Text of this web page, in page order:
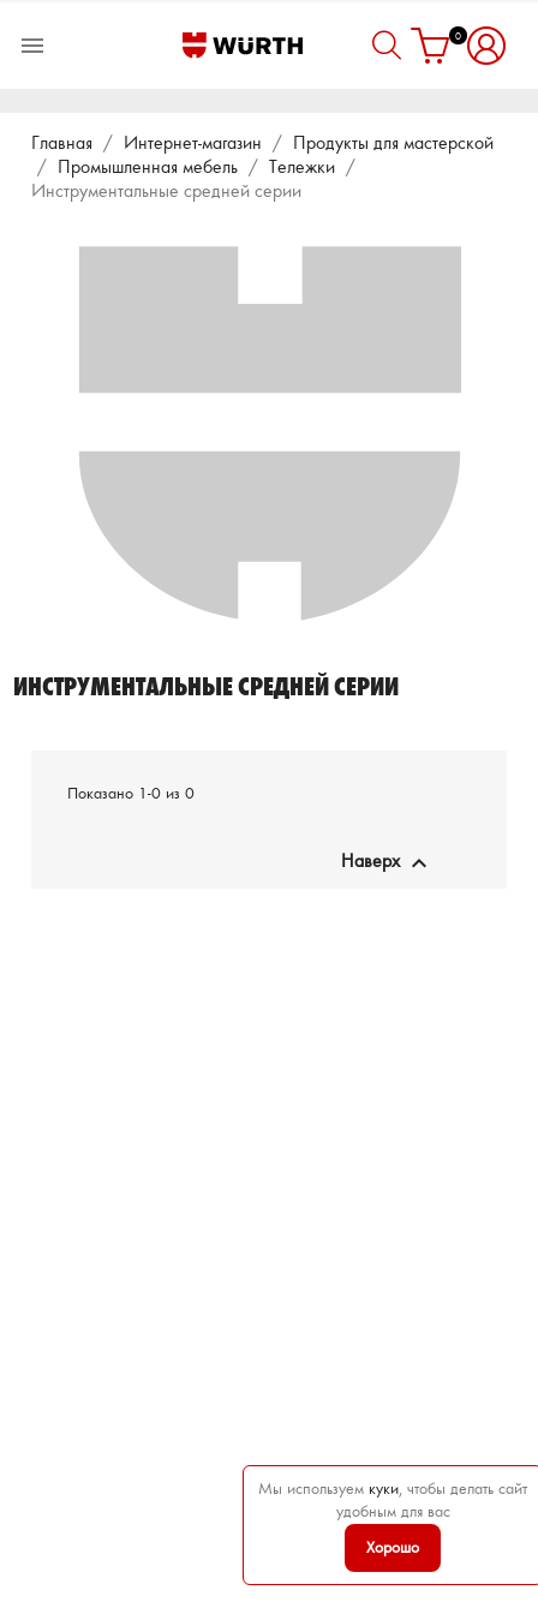
Мы используем куки , чтобы делать сайт
удобным для вас
Хорошо
 0
Главная Интернет-магазин
Продукты для мастерской
Промышленная мебель
Тележки
Инструментальные средней серии
ИНСТРУМЕНТАЛЬНЫЕ СРЕДНЕЙ СЕРИИ
Показано 1-0 из 0
Наверх 